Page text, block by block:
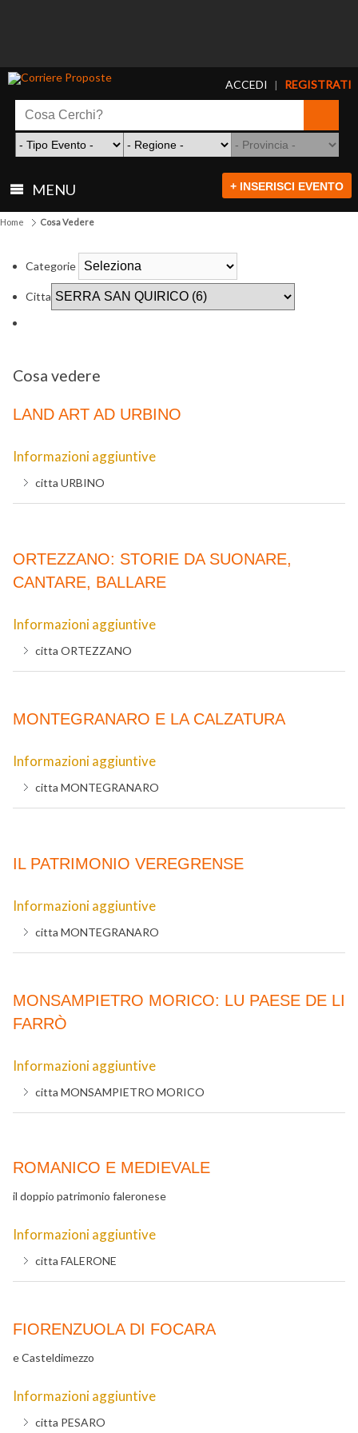
ACCEDI | REGISTRATI
MENU + INSERISCI EVENTO
Home Cosa Vedere
Categorie
Citta
Cosa vedere
LAND ART AD URBINO
Informazioni aggiuntive
citta URBINO
ORTEZZANO: STORIE DA SUONARE,
CANTARE, BALLARE
Informazioni aggiuntive
citta ORTEZZANO
MONTEGRANARO E LA CALZATURA
Informazioni aggiuntive
citta MONTEGRANARO
IL PATRIMONIO VEREGRENSE
Informazioni aggiuntive
citta MONTEGRANARO
MONSAMPIETRO MORICO: LU PAESE DE LI
FARRÒ
Informazioni aggiuntive
citta MONSAMPIETRO MORICO
ROMANICO E MEDIEVALE
il doppio patrimonio faleronese
Informazioni aggiuntive
citta FALERONE
FIORENZUOLA DI FOCARA
e Casteldimezzo
Informazioni aggiuntive
citta PESARO